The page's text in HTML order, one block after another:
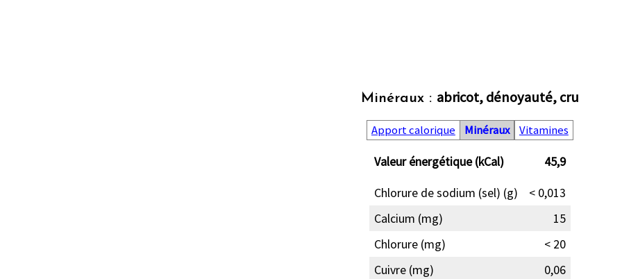
Minéraux : abricot, dénoyauté, cru
Apport calorique Minéraux Vitamines
Valeur énergétique (kCal)
45,9
Chlorure de sodium (sel) (g)
< 0,013
Calcium (mg)
15
Chlorure (mg)
< 20
Cuivre (mg)
0,06